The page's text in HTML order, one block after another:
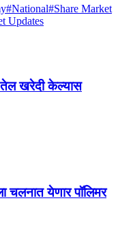
#National#Share Market
Updates
खरेदी केल्यास
चलनात येणार पॉलिमर